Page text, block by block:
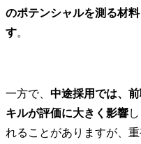
のポテンシャルを測る材
す。
一方で、 中途採用では、
キルが評価に大きく影響
れることがありますが、